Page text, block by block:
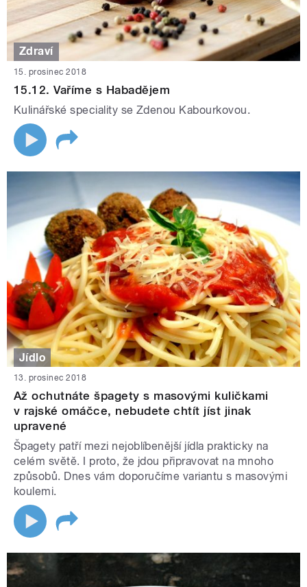
Zdraví
15. prosinec 2018
15.12. Vaříme s Habadějem
Kulinářské speciality se Zdenou Kabourkovou.
Jídlo
13. prosinec 2018
Až ochutnáte špagety s masovými kuličkami
v rajské omáčce, nebudete chtít jíst jinak
upravené
Špagety patří mezi nejoblíbenější jídla prakticky na
celém světě. I proto, že jdou připravovat na mnoho
způsobů. Dnes vám doporučíme variantu s masovými
koulemi.